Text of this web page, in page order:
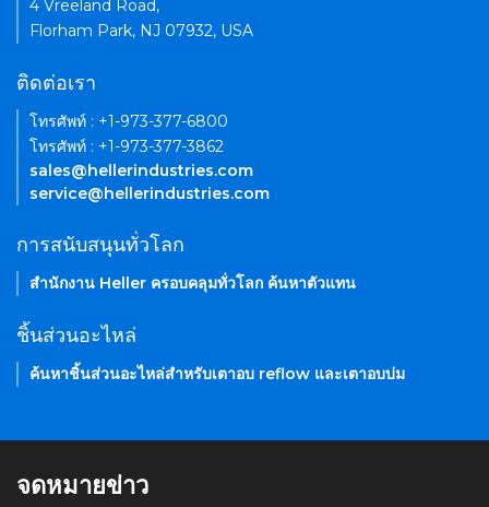
4 Vreeland Road,
Florham Park, NJ 07932, USA
ติดต่อเรา
โทรศัพท์ : +1-973-377-6800
โทรศัพท์ : +1-973-377-3862
sales@hellerindustries.com
service@hellerindustries.com
การสนับสนุนทั่วโลก
สำนักงาน Heller ครอบคลุมทั่วโลก ค้นหาตัวแทน
ชิ้นส่วนอะไหล่
ค้นหาชิ้นส่วนอะไหล่สำหรับเตาอบ reflow และเตาอบบ่ม
จดหมายข่าว